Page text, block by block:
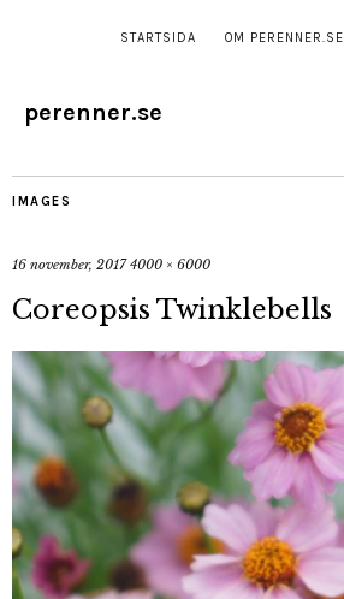
STARTSIDA OM PERENNER.SE
perenner.se
IMAGES
16 november, 2017 4000 × 6000
Coreopsis Twinklebells